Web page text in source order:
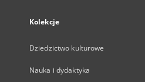
Kolekcje
Dziedzictwo kulturowe
Nauka i dydaktyka